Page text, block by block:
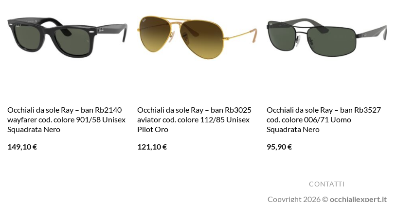
Occhiali da sole Ray – ban Rb2140
wayfarer cod. colore 901/58 Unisex
Squadrata Nero
149,10€
Occhiali da sole Ray – ban Rb3025
aviator cod. colore 112/85 Unisex
Pilot Oro
121,10€
Occhiali da sole Ray – ban Rb3527
cod. colore 006/71 Uomo
Squadrata Nero
95,90€
CONTATTI
Copyright 2026 ©occhialiexpert.it